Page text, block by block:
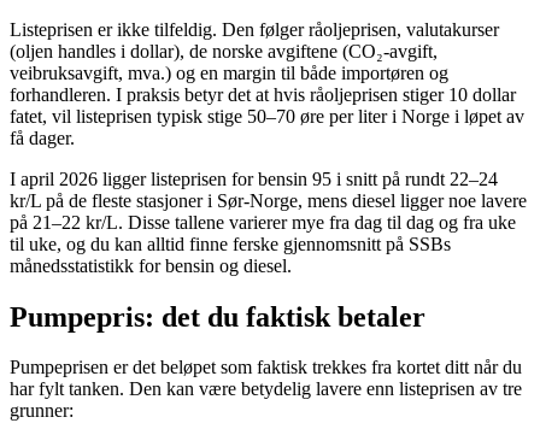
Listeprisen er ikke tilfeldig. Den følger råoljeprisen, valutakurser
(oljen handles i dollar), de norske avgiftene (CO₂-avgift,
veibruksavgift, mva.) og en margin til både importøren og
forhandleren. I praksis betyr det at hvis råoljeprisen stiger 10 dollar
fatet, vil listeprisen typisk stige 50–70 øre per liter i Norge i løpet av
få dager.
I april 2026 ligger listeprisen for bensin 95 i snitt på rundt 22–24
kr/L på de fleste stasjoner i Sør-Norge, mens diesel ligger noe lavere
på 21–22 kr/L. Disse tallene varierer mye fra dag til dag og fra uke
til uke, og du kan alltid finne ferske gjennomsnitt på SSBs
månedsstatistikk for bensin og diesel.
Pumpepris: det du faktisk betaler
Pumpeprisen er det beløpet som faktisk trekkes fra kortet ditt når du
har fylt tanken. Den kan være betydelig lavere enn listeprisen av tre
grunner: